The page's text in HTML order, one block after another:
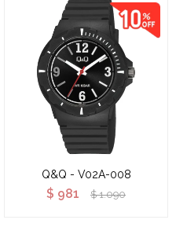
Q&Q - V02A-008
$ 981 $ 1.090